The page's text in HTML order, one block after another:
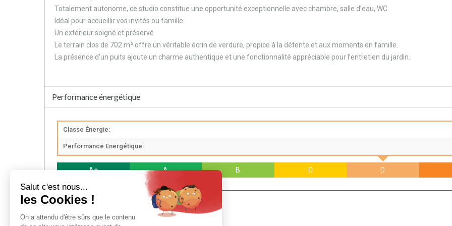
Totalement autonome, ce studio constitue une opportunité exceptionnelle avec chambre, salle d’eau, WC
Idéal pour accueillir vos invités ou famille
Un extérieur soigné et préservé
Le terrain clos de 702 m² offre un véritable écrin de verdure, propice à la détente et aux moments en famille.
La présence d’un puits ajoute un charme authentique et une fonctionnalité appréciable pour l’entretien du jardin.
Performance énergétique
Classe Énergie:
Performance Energétique:
A+ A B C D